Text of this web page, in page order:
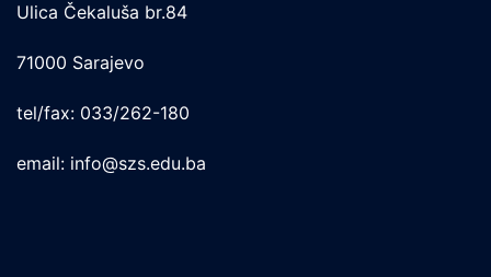
Ulica Čekaluša br.84
71000 Sarajevo
tel/fax: 033/262-180
email: info@szs.edu.ba